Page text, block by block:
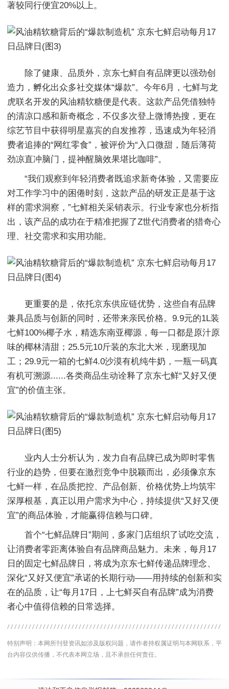
著较同行便宜20%以上。
除了健康、品质外，京东七鲜自有品牌更以强劲创
造力，孵化出众多社交媒体“爆款”。今年6月，七鲜与龙
虎联名开发的风油精软糖便是代表。这款产品凭借独特
的清凉口感和新奇概念，不仅多次登上微博热搜，更在
综艺节目中获得明星嘉宾的自发推荐，迅速成为年轻消
费者追捧的“网红零食”，被评价为“入口微甜，随后薄荷
劲凉直冲脑门，提神醒脑效果堪比咖啡”。
“我们观察到年轻消费者既追求新奇体验，又需要应
对工作学习中的困倦时刻，这款产品的研发正是基于这
样的需求洞察，”七鲜相关采销表示。行业专家也分析指
出，该产品的成功在于精准把握了Z世代消费者的猎奇心
理、社交需求和实用功能。
更重要的是，依托京东供应链优势，这些自有品牌
兼具品质与创新的同时，还带来亲民价格。9.9元的1L装
七鲜100%椰子水，精选东南亚椰源，每一口都是原汁原
味的椰林清甜；25.5元10斤装的东北大米，现磨现加
工；29.9元一箱的七鲜4.0沙漠有机纯牛奶，一瓶一码真
有机可溯源......各类商品生动诠释了京东七鲜“又好又便
宜”的价值主张。
业内人士分析认为，发力自有品牌已成为即时零售
行业的趋势，但要在激烈竞争中脱颖而出，必须像京东
七鲜一样，在品质把控、产品创新、价格优势上均筑牢
深厚根基，真正以用户需求为中心，持续提供“又好又便
宜”的商品体验，才能赢得信赖与口碑。
首个“七鲜品牌日”期间，多家门店组织了试吃交流，
让消费者零距离体验自有品牌商品魅力。未来，每月17
日的固定七鲜品牌日，将成为京东七鲜传递品牌理念、
深化“又好又便宜”承诺的长期行动——用持续的创新和实
在的品质，让“每月17日，上七鲜买自有品牌”成为消费
者心中值得信赖的日常选择。
特别声明：本网所刊登资讯如涉及版权问题，请作者持权属证明与本网联系，平
台内容仅供传播，不代表本网立场，且不承担任何责任。